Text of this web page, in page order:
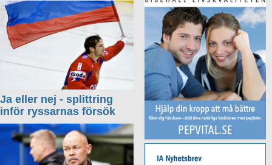
Ja eller nej - splittring
inför ryssarnas försök